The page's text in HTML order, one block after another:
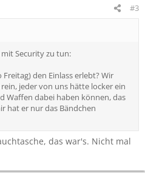
#3
Security zu tun:
den Einlass erlebt? Wir
jeder von uns hätte locker ein
Waffen dabei haben können, das
hat er nur das Bändchen
das war's. Nicht mal